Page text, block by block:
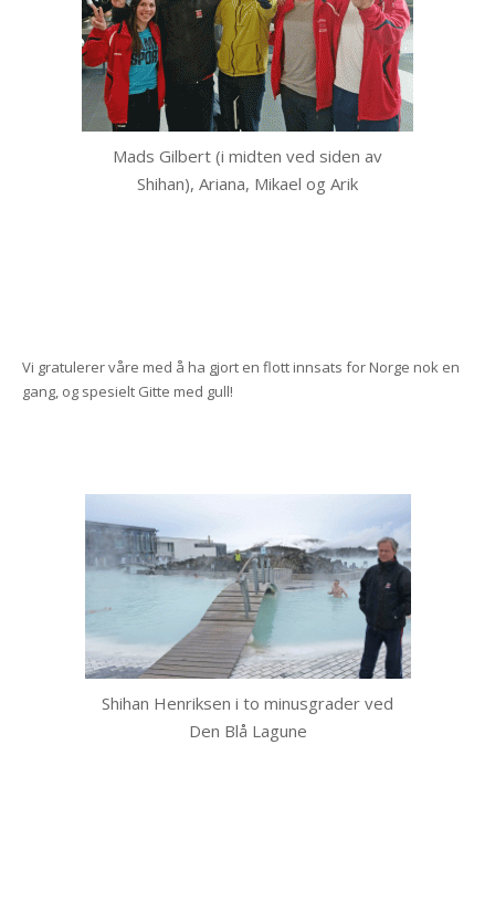
Mads Gilbert (i midten ved siden av
Shihan), Ariana, Mikael og Arik
Vi gratulerer våre med å ha gjort en flott innsats for Norge nok en
gang, og spesielt Gitte med gull!
Shihan Henriksen i to minusgrader ved
Den Blå Lagune